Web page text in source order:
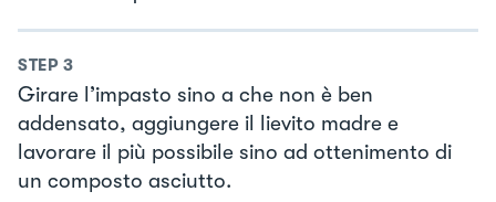
STEP 3
Girare l’impasto sino a che non è ben
addensato, aggiungere il lievito madre e
lavorare il più possibile sino ad ottenimento di
un composto asciutto.